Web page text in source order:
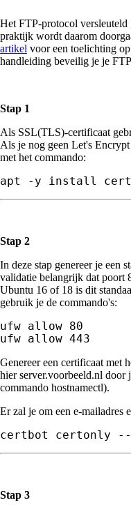
Het FTP-protocol versleuteld
praktijk wordt daarom
artikel voor een toelichting
handleiding beveilig je je
Stap 1
Als SSL(TLS)-certificaat
Als je nog geen Let's
met het commando:
apt -y install
Stap 2
In deze stap genereer je een
validatie belangrijk dat poort
Ubuntu 16 of 18 is dit
gebruik je de commando's:
ufw allow 80
ufw allow 443
Genereer een certificaat met
hier server.voorbeeld.nl door
commando hostnamectl).
Er zal je om een e-mailadres
certbot certonly --
Stap 3